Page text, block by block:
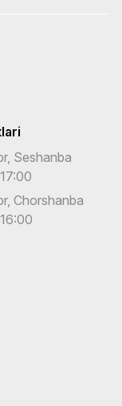
Seshanba
Chorshanba